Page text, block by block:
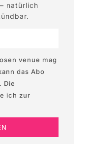
natürlich
venue mag
das Abo
Die
ich zur